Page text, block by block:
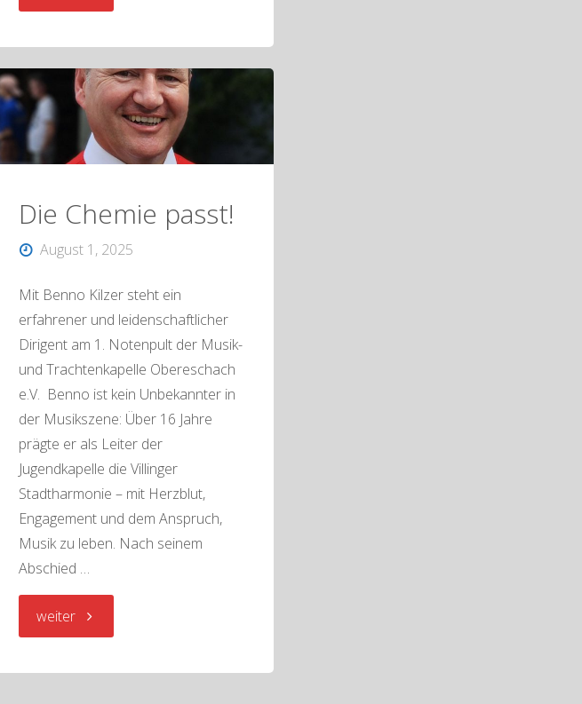
21.
März
2026"
Die Chemie passt!
August 1, 2025
Mit Benno Kilzer steht ein
erfahrener und leidenschaftlicher
Dirigent am 1. Notenpult der Musik-
und Trachtenkapelle Obereschach
e.V. Benno ist kein Unbekannter in
der Musikszene: Über 16 Jahre
prägte er als Leiter der
Jugendkapelle die Villinger
Stadtharmonie – mit Herzblut,
Engagement und dem Anspruch,
Musik zu leben. Nach seinem
Abschied …
weiter"Die